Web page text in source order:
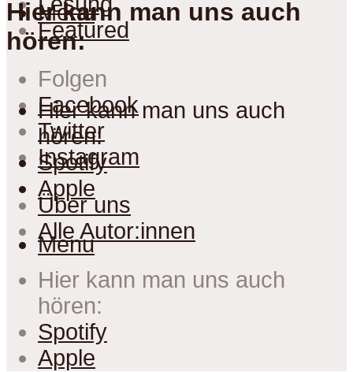
Menu
Hier kann man uns auch
hören:
Hier kann man uns auch
hören:
Spotify
Apple
Menu
Featured
Folgen
Facebook
Twitter
Instagram
Über uns
Alle Autor:innen
Hier kann man uns auch
hören:
Spotify
Apple